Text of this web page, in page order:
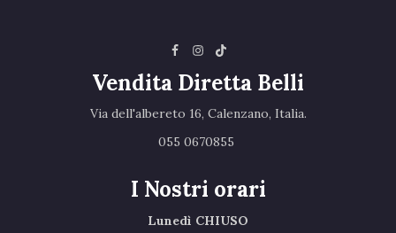
Vendita Diretta Belli
Via dell'albereto 16, Calenzano, Italia.‎
055 0670855 ‎
I Nostri orari
Lunedì CHIUSO